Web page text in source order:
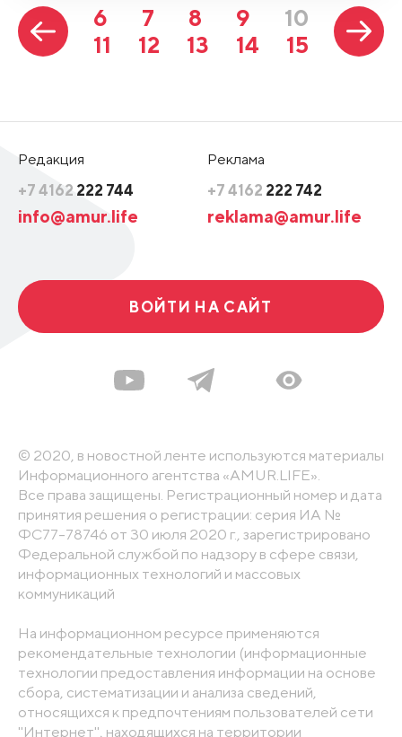
6 7 8 9
10
11
12 13 14 15
Редакция
+7 4162 222 744
info@amur.life
Реклама
+7 4162 222 742
reklama@amur.life
ВОЙТИ НА САЙТ
© 2020, в новостной ленте используются материалы
Информационного агентства «AMUR.LIFE».
Все права защищены. Регистрационный номер и дата
принятия решения о регистрации: серия ИА №
ФС77-78746 от 30 июля 2020 г., зарегистрировано
Федеральной службой по надзору в сфере связи,
информационных технологий и массовых
коммуникаций
На информационном ресурсе применяются
рекомендательные технологии (информационные
технологии предоставления информации на основе
сбора, систематизации и анализа сведений,
относящихся к предпочтениям пользователей сети
"Интернет", находящихся на территории